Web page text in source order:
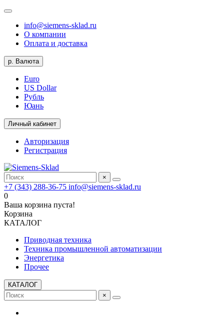
info@siemens-sklad.ru
О компании
Оплата и доставка
р. Валюта
Euro
US Dollar
Рубль
Юань
Личный кабинет
Авторизация
Регистрация
×
+7 (343) 288-36-75 info@siemens-sklad.ru
0
Ваша корзина пуста!
Корзина
КАТАЛОГ
Приводная техника
Техника промышленной автоматизации
Энергетика
Прочее
КАТАЛОГ
×